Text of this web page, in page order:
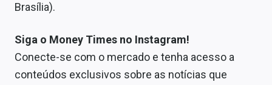
Brasília).
Siga o Money Times no Instagram!
Conecte-se com o mercado e tenha acesso a
conteúdos exclusivos sobre as notícias que